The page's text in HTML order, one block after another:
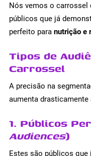
Nós vemos o
públicos que já
perfeito para nutrição e
Tipos de
Carrossel
A precisão na
aumenta
1. Públicos
Audiences)
Estes são públicos que